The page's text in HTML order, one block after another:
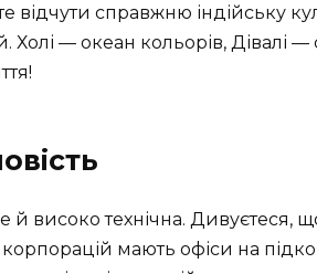
відчути справжню індійську
Холі — океан кольорів, Дівалі —
й високо технічна. Дивуєтеся,
корпорацій мають офіси на